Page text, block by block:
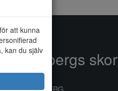
att kunna
kan du själv
Anderbergs skor
432 41 VARBERG